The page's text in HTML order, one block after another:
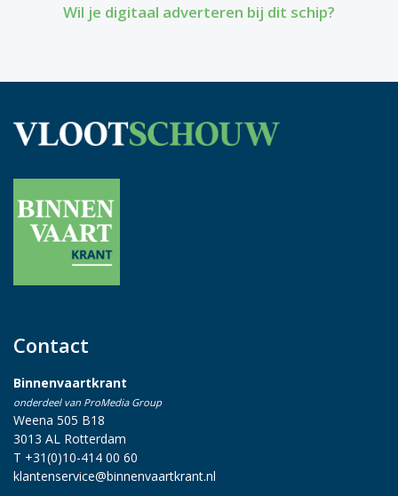
Wil je digitaal adverteren bij dit schip?
Contact
Binnenvaartkrant
onderdeel van ProMedia Group
Weena 505 B18
3013 AL Rotterdam
T +31(0)10-414 00 60
klantenservice@binnenvaartkrant.nl